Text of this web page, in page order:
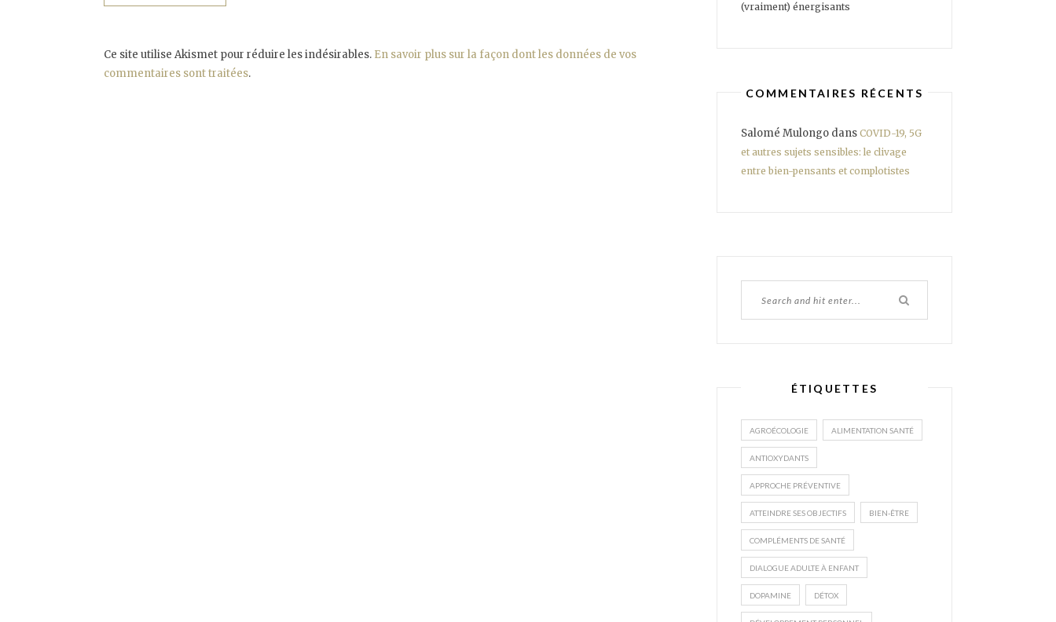
Ce site utilise Akismet pour réduire les indésirables. En savoir plus sur la façon dont les données de vos
commentaires sont traitées.
(vraiment) énergisants
COMMENTAIRES RÉCENTS
Salomé Mulongodans COVID-19, 5G
et autres sujets sensibles: le clivage
entre bien-pensants et complotistes
ÉTIQUETTES
AGROÉCOLOGIE ALIMENTATION SANTÉ
ANTIOXYDANTS
APPROCHE PRÉVENTIVE
ATTEINDRE SES OBJECTIFS BIEN-ÊTRE
COMPLÉMENTS DE SANTÉ
DIALOGUE ADULTE À ENFANT
DOPAMINE DÉTOX